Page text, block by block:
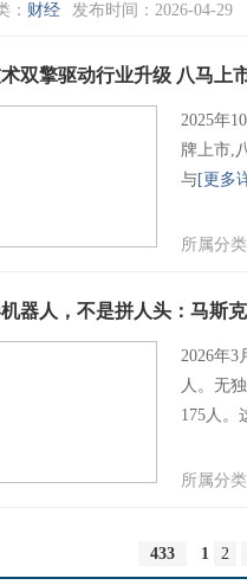
： 财经 发布时间：2026-04-29
双擎驱动行业升级 八马上
2025年
牌上市,
与[更多
所属分类
器人，不是拼人头：马斯
2026年3
人。无
175人。
所属分类
433 1 2